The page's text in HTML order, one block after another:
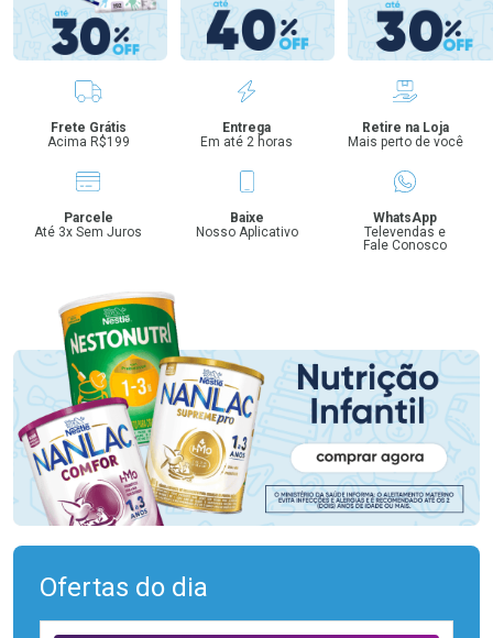
Benefícios
Frete Grátis
Acima R$199
Entrega
Em até 2 horas
Retire na Loja
Mais perto de você
Parcele
Até 3x Sem Juros
Baixe
Nosso Aplicativo
WhatsApp
Televendas e
Fale Conosco
Ofertas do dia